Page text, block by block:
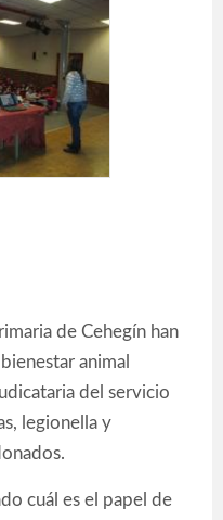
de Cehegín han
animal
del servicio
legionella y
cuál es el papel de